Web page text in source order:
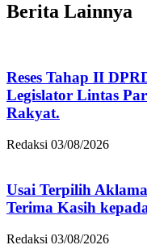
Berita Lainnya
Reses Tahap II
Legislator Lintas
Rakyat.
Redaksi 03/08/2026
Usai Terpilih
Terima Kasih
Redaksi 03/08/2026